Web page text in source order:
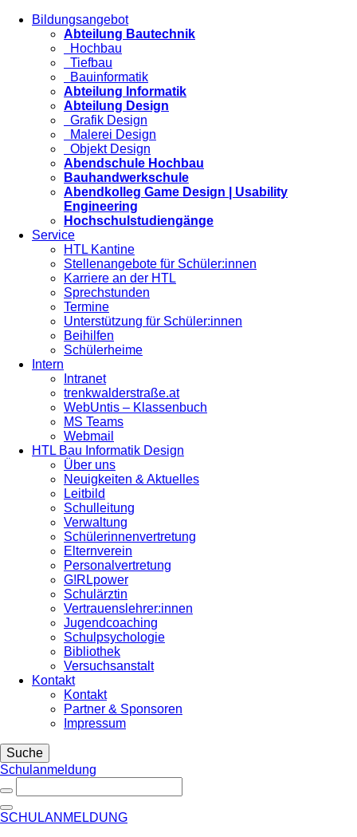
Bildungsangebot
Abteilung Bautechnik
Hochbau
Tiefbau
Bauinformatik
Abteilung Informatik
Abteilung Design
Grafik Design
Malerei Design
Objekt Design
Abendschule Hochbau
Bauhandwerkschule
Abendkolleg Game Design | Usability
Engineering
Hochschulstudiengänge
Service
HTL Kantine
Stellenangebote für Schüler:innen
Karriere an der HTL
Sprechstunden
Termine
Unterstützung für Schüler:innen
Beihilfen
Schülerheime
Intern
Intranet
trenkwalderstraße.at
WebUntis – Klassenbuch
MS Teams
Webmail
HTL Bau Informatik Design
Über uns
Neuigkeiten & Aktuelles
Leitbild
Schulleitung
Verwaltung
Schülerinnenvertretung
Elternverein
Personalvertretung
G!RLpower
Schulärztin
Vertrauenslehrer:innen
Jugendcoaching
Schulpsychologie
Bibliothek
Versuchsanstalt
Kontakt
Kontakt
Partner & Sponsoren
Impressum
Suche
Schulanmeldung
SCHULANMELDUNG